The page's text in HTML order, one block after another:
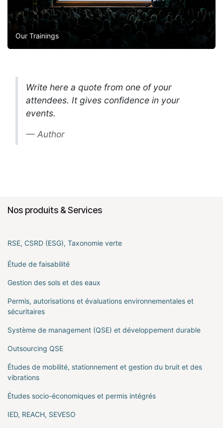
Our Trainings
Write here a quote from one of your
attendees. It gives confidence in your
events.
Author
Nos produits & Services
RSE, CSRD (ESG), Taxonomie verte
Étude de faisabilité
Gestion des sols et des eaux
Permis, autorisations et évaluations environnementales et
sécuritaires
Système de management (QSE) et développement durable
Outsourcing QSE
Études de mobilité, stationnement et gestion du bruit et des
vibrations
Études socio-économiques et permis intégrés
IED, REACH, SEVESO